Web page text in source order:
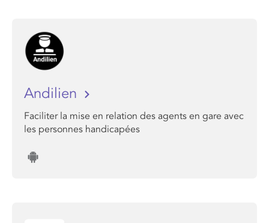
Andilien
Faciliter la mise en relation des agents en gare avec
les personnes handicapées